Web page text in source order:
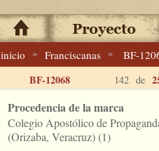
inicio » Franciscanas » BF-
BF-12068 142 de
Procedencia de la marca
Colegio Apostólico de
(Orizaba, Veracruz) (1)